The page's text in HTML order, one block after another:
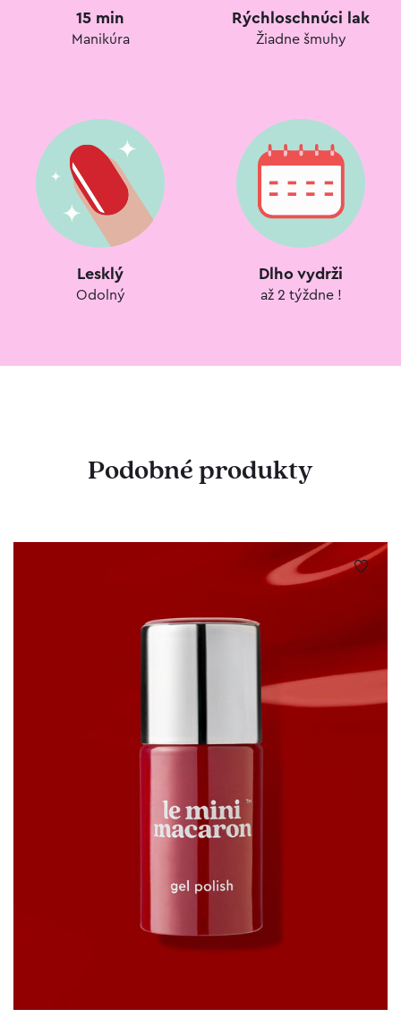
15 min
Manikúra
Rýchloschnúci lak
Žiadne šmuhy
Lesklý
Odolný
Dlho vydrži
až 2 týždne !
Podobné produkty